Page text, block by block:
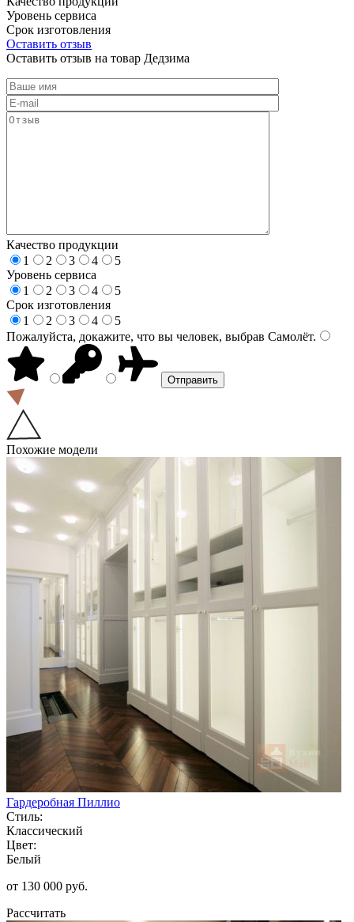
Уровень сервиса
Срок изготовления
Оставить отзыв
Оставить отзыв на товар Дедзима
Качество продукции
1
2 3 4
5
Уровень сервиса
1
2 3 4
5
Срок изготовления
1
2 3 4
5
Пожалуйста, докажите, что вы человек, выбрав Самолёт.
Похожие модели
Гардеробная Пиллио
Стиль:
Классический
Цвет:
Белый
от 130 000 руб.
Рассчитать